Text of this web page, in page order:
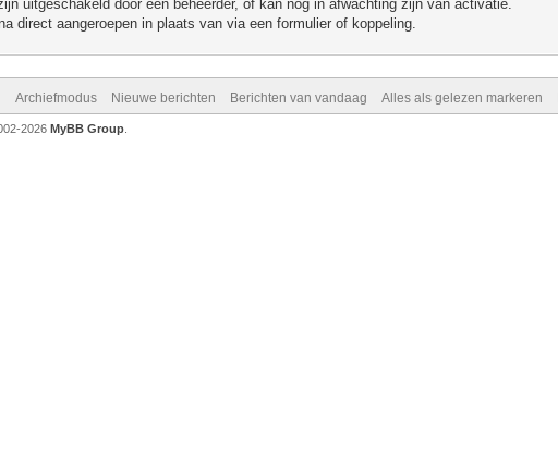
uitgeschakeld door een beheerder, of kan nog in afwachting zijn van activatie.
direct aangeroepen in plaats van via een formulier of koppeling.
Archiefmodus Nieuwe berichten Berichten van vandaag Alles als gelezen markeren
2026 MyBB Group.